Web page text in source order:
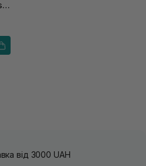
від 3000 UAH